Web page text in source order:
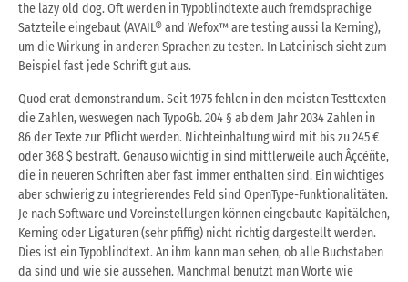
the lazy old dog. Oft werden in Typoblindtexte auch fremdsprachige
Satzteile eingebaut (AVAIL® and Wefox™ are testing aussi la Kerning),
um die Wirkung in anderen Sprachen zu testen. In Lateinisch sieht zum
Beispiel fast jede Schrift gut aus.
Quod erat demonstrandum. Seit 1975 fehlen in den meisten Testtexten
die Zahlen, weswegen nach TypoGb. 204 § ab dem Jahr 2034 Zahlen in
86 der Texte zur Pflicht werden. Nichteinhaltung wird mit bis zu 245 €
oder 368 $ bestraft. Genauso wichtig in sind mittlerweile auch Âçcèñtë,
die in neueren Schriften aber fast immer enthalten sind. Ein wichtiges
aber schwierig zu integrierendes Feld sind OpenType-Funktionalitäten.
Je nach Software und Voreinstellungen können eingebaute Kapitälchen,
Kerning oder Ligaturen (sehr pfiffig) nicht richtig dargestellt werden.
Dies ist ein Typoblindtext. An ihm kann man sehen, ob alle Buchstaben
da sind und wie sie aussehen. Manchmal benutzt man Worte wie